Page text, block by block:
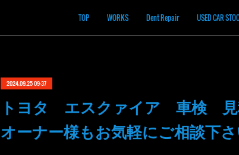
TOP WORKS Dent Repair USED CAR
2024.09.25 09:37
トヨタ エスクァイア 車検
オーナー様もお気軽にご相談